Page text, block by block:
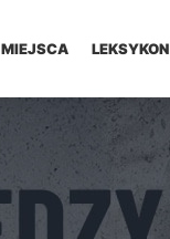
MIEJSCA LEKSYKON